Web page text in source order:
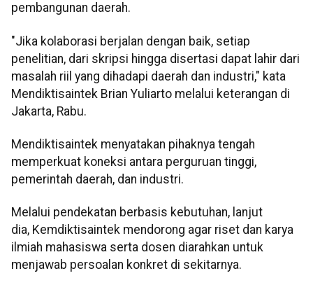
pembangunan daerah.
"Jika kolaborasi berjalan dengan baik, setiap
penelitian, dari skripsi hingga disertasi dapat lahir dari
masalah riil yang dihadapi daerah dan industri," kata
Mendiktisaintek Brian Yuliarto melalui keterangan di
Jakarta, Rabu.
Mendiktisaintek menyatakan pihaknya tengah
memperkuat koneksi antara perguruan tinggi,
pemerintah daerah, dan industri.
Melalui pendekatan berbasis kebutuhan, lanjut
dia, Kemdiktisaintek mendorong agar riset dan karya
ilmiah mahasiswa serta dosen diarahkan untuk
menjawab persoalan konkret di sekitarnya.